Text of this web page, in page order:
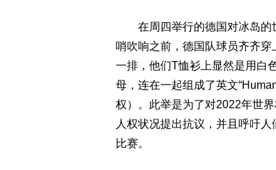
在周四举行的德国对冰岛的
哨吹响之前，德国队球员齐齐
一排，他们T恤衫上显然是用白
母，连在一起组成了英文
权）。此举是为了对2022年世
人权状况提出抗议，并且呼吁
比赛。